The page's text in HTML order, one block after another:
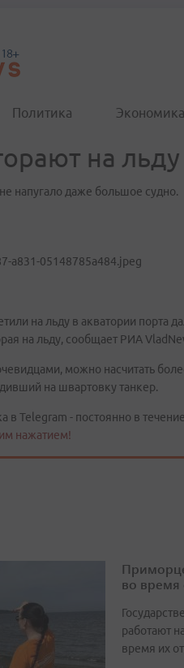
Политика Экономика
на
напугало даже большое судно.
на льду в акватории порта
на льду, сообщает РИА
можно насчитать
на швартовку танкер.
в Telegram - постоянно в
нажатием!
во время
работают
время их